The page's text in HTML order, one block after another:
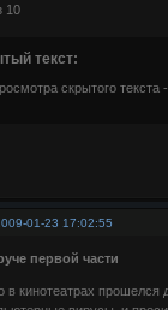
10
текст:
скрытого текста
01-23 17:02:55
первой части
в кинотеатрах